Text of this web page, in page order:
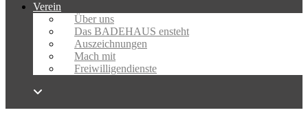
Verein
Über uns
Das BADEHAUS ensteht
Auszeichnungen
Mach mit
Freiwilligendienste